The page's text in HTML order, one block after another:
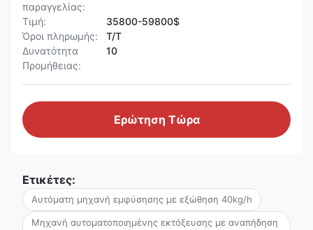
παραγγελίας:
Τιμή:
35800-59800$
Όροι πληρωμής:
T/T
Δυνατότητα
Προμήθειας:
10
Ερώτηση Τώρα
Ετικέτες:
Αυτόματη μηχανή εμφύσησης με εξώθηση 40kg/h
Μηχανή αυτοματοποιημένης εκτόξευσης με αναπήδηση